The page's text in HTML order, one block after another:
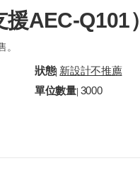
AEC-Q101）
狀態| 新設計不推薦
單位數量| 3000